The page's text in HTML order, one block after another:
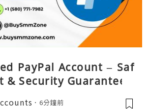
PayPal Account – Saf
& Security Guarantee
6分鐘前